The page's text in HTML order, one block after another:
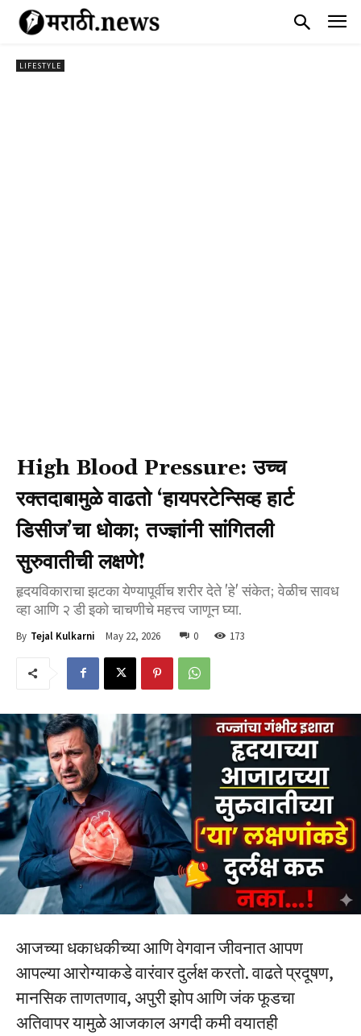
LIFESTYLE
High Blood Pressure: उच्च
रक्तदाबामुळे वाढतो ‘हायपरटेन्सिव्ह हार्ट
डिसीज’चा धोका; तज्ज्ञांनी सांगितली
सुरुवातीची लक्षणे!
हृदयविकाराचा झटका येण्यापूर्वीच शरीर देते 'हे' संकेत; वेळीच सावध
व्हा आणि २ डी इको चाचणीचे महत्त्व जाणून घ्या.
By Tejal Kulkarni May 22, 2026 0 173
आजच्या धकाधकीच्या आणि वेगवान जीवनात आपण
आपल्या आरोग्याकडे वारंवार दुर्लक्ष करतो. वाढते प्रदूषण,
मानसिक ताणतणाव, अपुरी झोप आणि जंक फूडचा
अतिवापर यामुळे आजकाल अगदी कमी वयातही